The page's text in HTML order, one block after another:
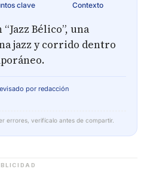
clave Contexto
Bélico”, una
jazz y corrido dentro
por redacción
errores, verifícalo antes de compartir.